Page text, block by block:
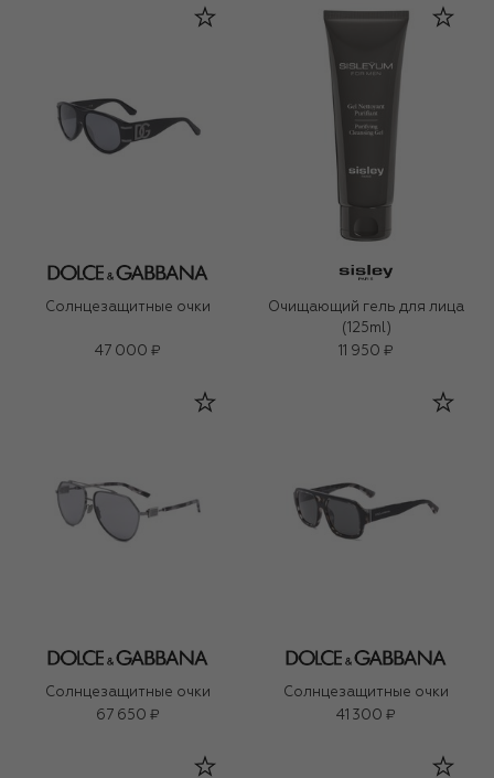
Солнцезащитные очки
47 000 ₽
Очищающий гель для лица
(125ml)
11 950 ₽
Солнцезащитные очки
67 650 ₽
Солнцезащитные очки
41 300 ₽